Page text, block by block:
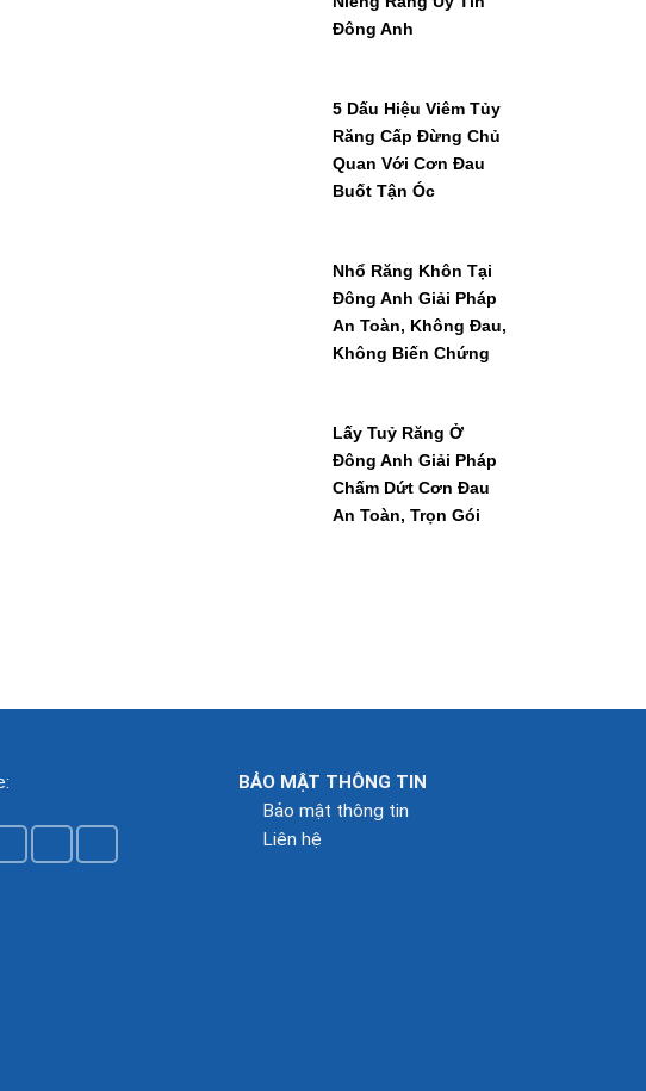
Đông Anh
5 Dấu Hiệu Viêm Tủy
Răng Cấp Đừng Chủ
Quan Với Cơn Đau
Buốt Tận Óc
Nhổ Răng Khôn Tại
Đông Anh Giải Pháp
An Toàn, Không Đau,
Không Biến Chứng
Lấy Tuỷ Răng Ở
Đông Anh Giải Pháp
Chấm Dứt Cơn Đau
An Toàn, Trọn Gói
BẢO MẬT THÔNG TIN
Bảo mật thông tin
Liên hệ